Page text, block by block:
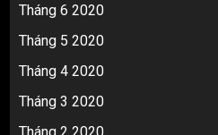
Tháng 6 2020
Tháng 5 2020
Tháng 4 2020
Tháng 3 2020